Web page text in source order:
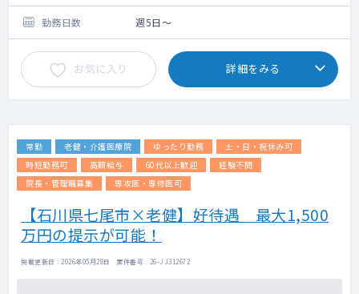
勤務日数 週5日～
お気に入り 詳細をみる
常勤 老健・介護医療院 ゆったり勤務
土・日・祝休み可
時短勤務可
高額給与 60代以上歓迎
経験不問
院長・管理職募集
専攻医・専修医可
【石川県七尾市×老健】好待遇 最大1,500
万円の提示が可能！
掲載更新日 : 2026年05月28日 案件番号 : 26-JJ312672